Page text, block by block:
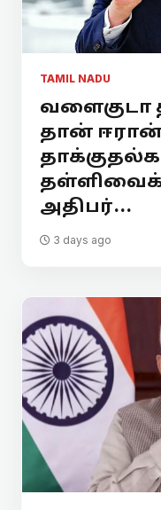
TAMIL NADU
தான் ஈரான்
அதிபர்...
3 days ago